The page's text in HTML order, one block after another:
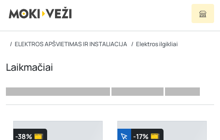
ELEKTROS APŠVIETIMAS IR INSTALIACIJA Elektros ilgikliai
Laikmačiai
-38% -17%